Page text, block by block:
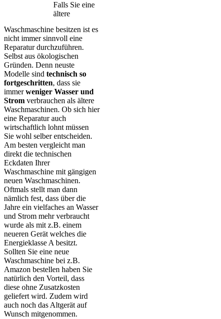
Falls Sie eine
ältere
Waschmaschine besitzen ist es
nicht immer sinnvoll eine
Reparatur durchzuführen.
Selbst aus ökologischen
Gründen. Denn neuste
Modelle sind technisch so
fortgeschritten, dass sie
immerweniger Wasser und
Strom verbrauchen als ältere
Waschmaschinen. Ob sich hier
eine Reparatur auch
wirtschaftlich lohnt müssen
Sie wohl selber entscheiden.
Am besten vergleicht man
direkt die technischen
Eckdaten Ihrer
Waschmaschine mit gängigen
neuen Waschmaschinen.
Oftmals stellt man dann
nämlich fest, dass über die
Jahre ein vielfaches an Wasser
und Strom mehr verbraucht
wurde als mit z.B. einem
neueren Gerät welches die
Energieklasse A besitzt.
Sollten Sie eine neue
Waschmaschine bei z.B.
Amazon bestellen haben Sie
natürlich den Vorteil, dass
diese ohne Zusatzkosten
geliefert wird. Zudem wird
auch noch das Altgerät auf
Wunsch mitgenommen.